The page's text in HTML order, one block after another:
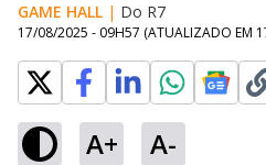
GAME HALL | Do R7
17/08/2025 - 09H57 (ATUALIZADO EM
A+ A-